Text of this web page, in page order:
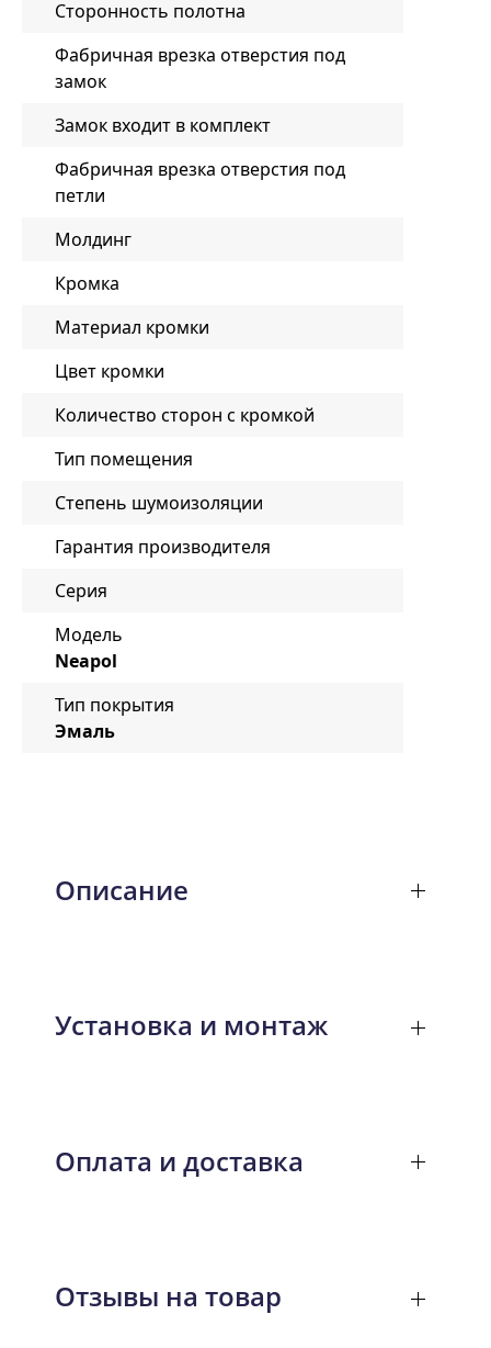
Сторонность полотна
Фабричная врезка отверстия под
замок
Замок входит в комплект
Фабричная врезка отверстия под
петли
Молдинг
Кромка
Материал кромки
Цвет кромки
Количество сторон с кромкой
Тип помещения
Степень шумоизоляции
Гарантия производителя
Серия
Модель
Neapol
Тип покрытия
Эмаль
Описание
Установка и монтаж
Оплата и доставка
Отзывы на товар